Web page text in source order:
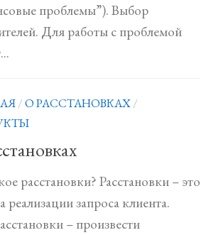
проблемы”). Выбор
Для работы с проблемой
/О РАССТАНОВКАХ/
расстановки? Расстановки – это
реализации запроса клиента.
– произвести